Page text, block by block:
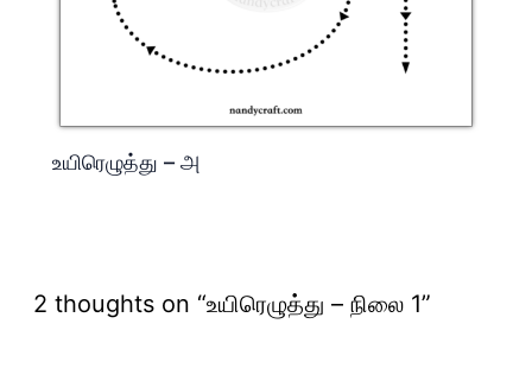
உயிரெழுத்து – அ
2 thoughts on “உயிரெழுத்து – நிலை 1”